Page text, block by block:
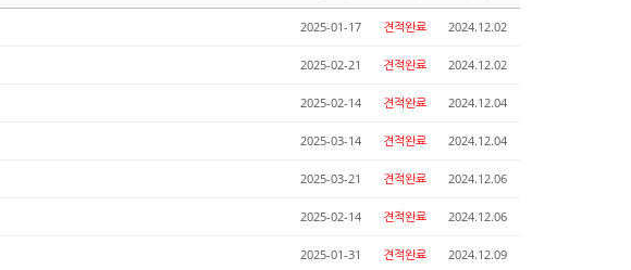
2025-01-17 견적완료 2024.12.02
2025-02-21 견적완료 2024.12.02
2025-02-14 견적완료 2024.12.04
2025-03-14 견적완료 2024.12.04
2025-03-21 견적완료 2024.12.06
2025-02-14 견적완료 2024.12.06
2025-01-31 견적완료 2024.12.09